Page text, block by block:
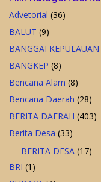
Advetorial (36)
BALUT (9)
BANGGAI KEPULAUAN
BANGKEP (8)
Bencana Alam (8)
Bencana Daerah (28)
BERITA DAERAH (403)
Berita Desa (33)
BERITA DESA (17)
BRI (1)